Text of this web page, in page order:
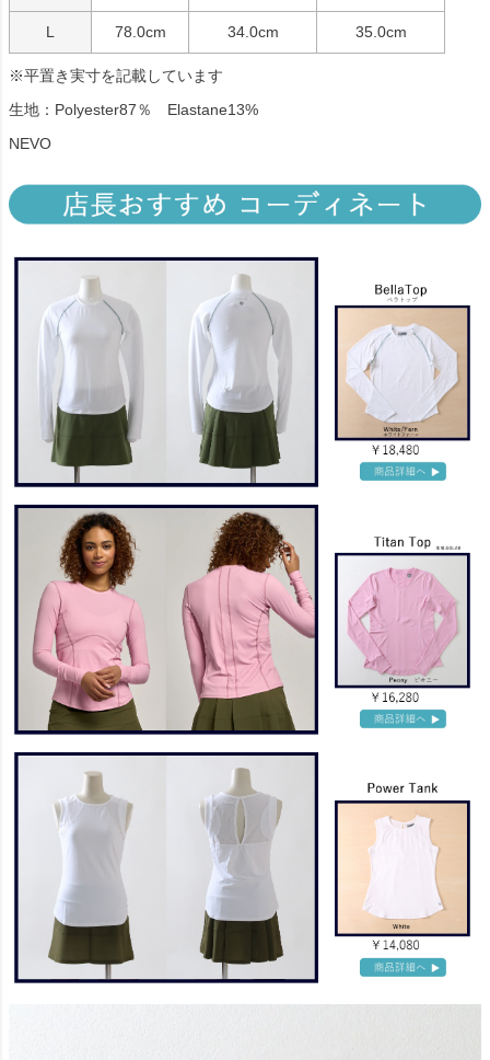
L 78.0cm 34.0cm 35.0cm
※平置き実寸を記載しています
生地：Polyester87％ Elastane13%
NEVO